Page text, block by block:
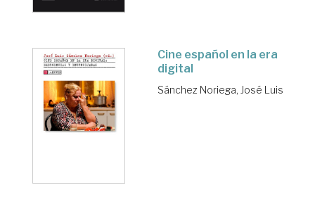
Cine español en la era
digital
Sánchez Noriega, José Luis